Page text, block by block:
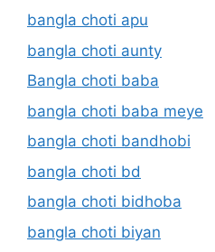
bangla choti apu
bangla choti aunty
Bangla choti baba
bangla choti baba meye
bangla choti bandhobi
bangla choti bd
bangla choti bidhoba
bangla choti biyan